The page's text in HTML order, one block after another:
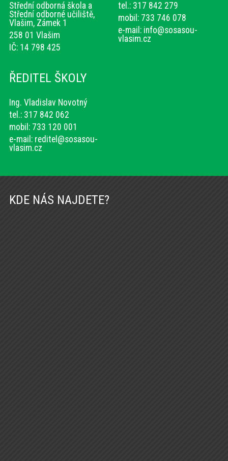
Střední odborná škola a
Střední odborné učiliště,
Vlašim, Zámek 1
258 01 Vlašim
IČ: 14 798 425
tel.: 317 842 279
mobil: 733 746 078
e-mail: info@sosasou-
vlasim.cz
ŘEDITEL ŠKOLY
Ing. Vladislav Novotný
tel.: 317 842 062
mobil: 733 120 001
e-mail: reditel@sosasou-
vlasim.cz
KDE NÁS NAJDETE?